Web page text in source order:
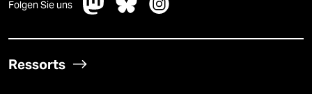
Folgen Sie uns
Ressorts